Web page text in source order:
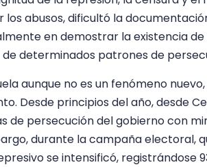
los abusos, dificultó la
en demostrar la existencia
determinados patrones de
aunque no es un fenómeno
Desde principios del año, desde
de persecución del gobierno con
durante la campaña electoral,
se intensificó, registrándose